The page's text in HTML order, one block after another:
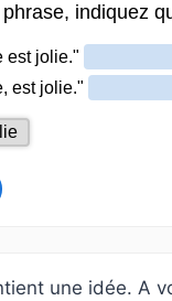
une idée. A